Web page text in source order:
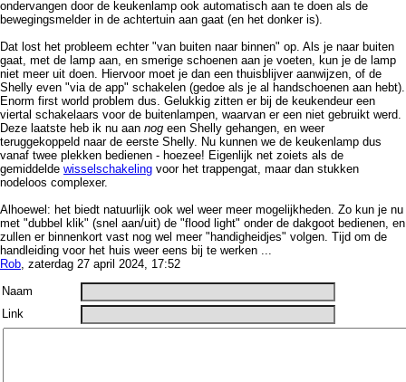
ondervangen door de keukenlamp ook automatisch aan te doen als de
bewegingsmelder in de achtertuin aan gaat (en het donker is).
Dat lost het probleem echter "van buiten naar binnen" op. Als je naar buiten
gaat, met de lamp aan, en smerige schoenen aan je voeten, kun je de lamp
niet meer uit doen. Hiervoor moet je dan een thuisblijver aanwijzen, of de
Shelly even "via de app" schakelen (gedoe als je al handschoenen aan hebt).
Enorm first world problem dus. Gelukkig zitten er bij de keukendeur een
viertal schakelaars voor de buitenlampen, waarvan er een niet gebruikt werd.
Deze laatste heb ik nu aan nog een Shelly gehangen, en weer
teruggekoppeld naar de eerste Shelly. Nu kunnen we de keukenlamp dus
vanaf twee plekken bedienen - hoezee! Eigenlijk net zoiets als de
gemiddelde wisselschakeling voor het trappengat, maar dan stukken
nodeloos complexer.
Alhoewel: het biedt natuurlijk ook wel weer meer mogelijkheden. Zo kun je nu
met "dubbel klik" (snel aan/uit) de "flood light" onder de dakgoot bedienen, en
zullen er binnenkort vast nog wel meer "handigheidjes" volgen. Tijd om de
handleiding voor het huis weer eens bij te werken ...
Rob, zaterdag 27 april 2024, 17:52
Naam
Link